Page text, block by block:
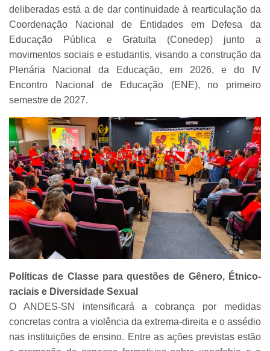
deliberadas está a de dar continuidade à rearticulação da
Coordenação Nacional de Entidades em Defesa da
Educação Pública e Gratuita (Conedep) junto a
movimentos sociais e estudantis, visando a construção da
Plenária Nacional da Educação, em 2026, e do IV
Encontro Nacional de Educação (ENE), no primeiro
semestre de 2027.
Políticas de Classe para questões de Gênero, Étnico-
raciais e Diversidade Sexual
O ANDES-SN intensificará a cobrança por medidas
concretas contra a violência da extrema-direita e o assédio
nas instituições de ensino. Entre as ações previstas estão